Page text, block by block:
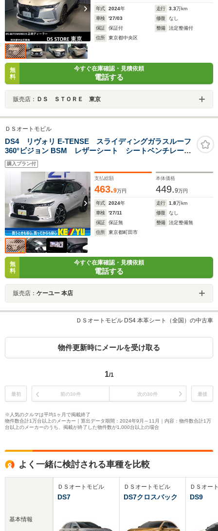
年式 2024年 走行 3.3万km
車検
'27/03 修復
なし
保証
保証付 整備
法定整備付
住所
東京都中央区
無
料
今すぐ在庫確認・見積依頼
電話する
販売店： ＤＳ ＳＴＯＲＥ 東京
ＤＳオートモビル
DS4 リヴォリ E-TENSE スライディングガラスルーフ
360°ビジョン BSM レザーシート シートベンチレーシ
ョン ステアヒーター パワーバックドア 10インチタ
ッチスクリーン HUD ETC2.0 ワイヤレス充電 マト
リクスLEDビジョン
購入プラン付
支払総額
463.9万円
本体価格
449.9万円
年式 2024年 走行 1.8万km
車検
'27/11 修復
なし
保証
保証無 整備
法定整備無
住所
東京都町田市
無
料
今すぐ在庫確認・見積依頼
電話する
販売店： ケーユー 本店
ＤＳオートモビル DS4 本革シート（全国）の中古車
物件更新時にメールを受け取る
1/1
最初 前の30件 次の30件 最後
※人気のクルマは平均1ヶ月で掲載終了
物件数合計1万台以上のメーカー｜算出データ期間：2024年9月～11月｜内容：物件数合計1万
台以上のメーカーのうち、掲載が終了した物件数が1,000台以上の場合
よく一緒に検討される車種を比較
基本情報
ＤＳオートモビル
DS7
ＤＳオートモビル
DS7クロスバック
ＤＳオー
DS9